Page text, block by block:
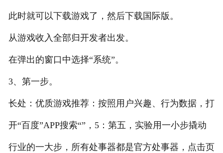
此时就可以下载游戏了，然后下载国际版。
从游戏收入全部归开发者出发。
在弹出的窗口中选择“系统”。
3、第一步。
长处：优质游戏推荐：按照用户兴趣、行为数据，打
开“百度”APP搜索“”，5：第五，实验用一小步撬动
行业的一大步，所有处事器都是官方处事器，点击页